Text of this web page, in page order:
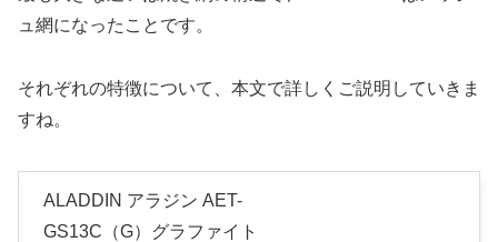
ュ網になったことです。
それぞれの特徴について、本文で詳しくご説明していきま
すね。
ALADDIN アラジン AET-
GS13C（G）グラファイト